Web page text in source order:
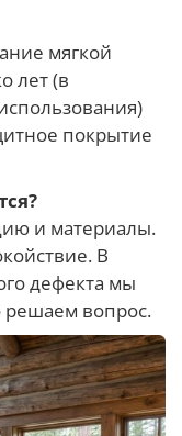
мягкой
лет (в
покрытие
и материалы.
В
дефекта мы
решаем вопрос.